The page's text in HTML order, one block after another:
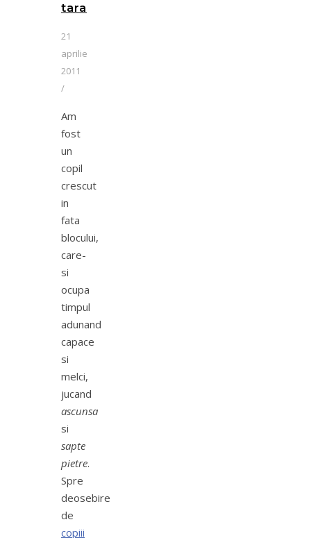
tara
21
aprilie
2011
/
Am
fost
un
copil
crescut
in
fata
blocului,
care-
si
ocupa
timpul
adunand
capace
si
melci,
jucand
ascunsa
si
sapte
pietre.
Spre
deosebire
de
copiii